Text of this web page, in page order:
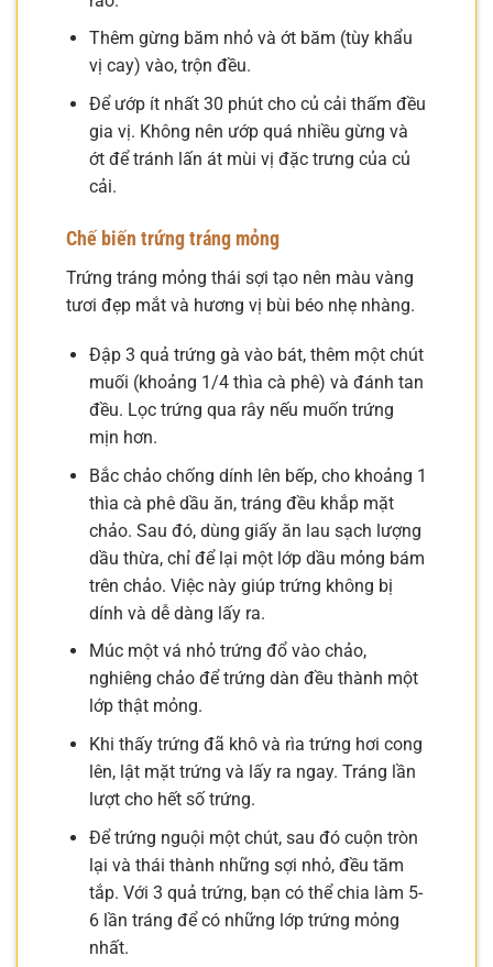
Thêm gừng băm nhỏ và ớt băm (tùy khẩu
vị cay) vào, trộn đều.
Để ướp ít nhất 30 phút cho củ cải thấm đều
gia vị. Không nên ướp quá nhiều gừng và
ớt để tránh lấn át mùi vị đặc trưng của củ
cải.
Chế biến trứng tráng mỏng
Trứng tráng mỏng thái sợi tạo nên màu vàng
tươi đẹp mắt và hương vị bùi béo nhẹ nhàng.
Đập 3 quả trứng gà vào bát, thêm một chút
muối (khoảng 1/4 thìa cà phê) và đánh tan
đều. Lọc trứng qua rây nếu muốn trứng
mịn hơn.
Bắc chảo chống dính lên bếp, cho khoảng 1
thìa cà phê dầu ăn, tráng đều khắp mặt
chảo. Sau đó, dùng giấy ăn lau sạch lượng
dầu thừa, chỉ để lại một lớp dầu mỏng bám
trên chảo. Việc này giúp trứng không bị
dính và dễ dàng lấy ra.
Múc một vá nhỏ trứng đổ vào chảo,
nghiêng chảo để trứng dàn đều thành một
lớp thật mỏng.
Khi thấy trứng đã khô và rìa trứng hơi cong
lên, lật mặt trứng và lấy ra ngay. Tráng lần
lượt cho hết số trứng.
Để trứng nguội một chút, sau đó cuộn tròn
lại và thái thành những sợi nhỏ, đều tăm
tắp. Với 3 quả trứng, bạn có thể chia làm 5-
6 lần tráng để có những lớp trứng mỏng
nhất.